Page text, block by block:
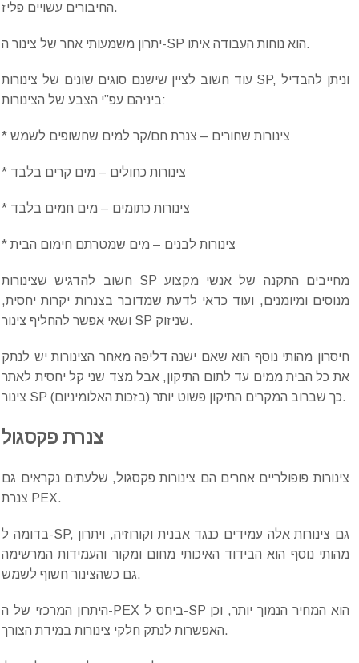
החיבורים עשויים פליז.
יתרון משמעותי אחר של צינור ה-SP הוא נוחות העבודה איתו.
עוד חשוב לציין שישנם סוגים שונים של צינורות SP, וניתן להבדיל
ביניהם עפ”י הצבע של הצינורות:
* צינורות שחורים – צנרת חם/קר למים שחשופים לשמש
* צינורות כחולים – מים קרים בלבד
* צינורות כתומים – מים חמים בלבד
* צינורות לבנים – מים שמטרתם חימום הבית
חשוב להדגיש שצינורות SP מחייבים התקנה של אנשי מקצוע
מנוסים ומיומנים, ועוד כדאי לדעת שמדובר בצנרות יקרות יחסית,
ושאי אפשר להחליף צינור SP שניזוק.
חיסרון מהותי נוסף הוא שאם ישנה דליפה מאחר הצינורות יש לנתק
את כל הבית ממים עד לתום התיקון, אבל מצד שני קל יחסית לאתר
צינור SP (בזכות האלומיניום) כך שברוב המקרים התיקון פשוט יותר.
צנרת פקסגול
צינורות פופולריים אחרים הם צינורות פקסגול, שלעתים נקראים גם
צנרת PEX.
בדומה ל-SP, גם צינורות אלה עמידים כנגד אבנית וקורוזיה, ויתרון
מהותי נוסף הוא הבידוד האיכותי מחום ומקור והעמידות המרשימה
גם כשהצינור חשוף לשמש.
היתרון המרכזי של ה-PEX ביחס ל-SP הוא המחיר הנמוך יותר, וכן
האפשרות לנתק חלקי צינורות במידת הצורך.